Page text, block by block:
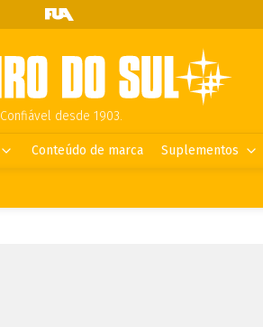
Confiável desde 1903.
Conteúdo de marca Suplementos